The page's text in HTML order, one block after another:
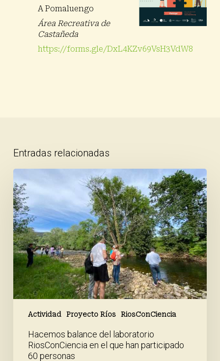
A Pomaluengo
Área Recreativa de
Castañeda
https://forms.gle/DxL4KZv69VsH3VdW8
Entradas relacionadas
Actividad Proyecto Ríos RiosConCiencia
Hacemos
balance
del
laboratorio
RiosConCiencia
en
el
que
han
participado
60
personas
Hacemos balance del laboratorio
RiosConCiencia en el que han participado
60 personas